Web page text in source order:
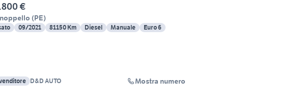
€
(PE)
09/2021 81150 Km Diesel Manuale Euro 6
D&D AUTO Mostra numero